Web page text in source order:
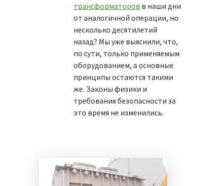
трансформаторов в наши дни
от аналогичной операции, но
несколько десятилетий
назад? Мы уже выяснили, что,
по сути, только применяемым
оборудованием, а основные
принципы остаются такими
же. Законы физики и
требования безопасности за
это время не изменились.